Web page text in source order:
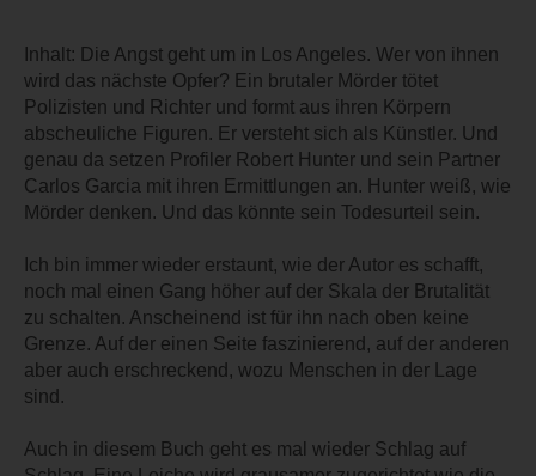
Inhalt: Die Angst geht um in Los Angeles. Wer von ihnen
wird das nächste Opfer? Ein brutaler Mörder tötet
Polizisten und Richter und formt aus ihren Körpern
abscheuliche Figuren. Er versteht sich als Künstler. Und
genau da setzen Profiler Robert Hunter und sein Partner
Carlos Garcia mit ihren Ermittlungen an. Hunter weiß, wie
Mörder denken. Und das könnte sein Todesurteil sein.
Ich bin immer wieder erstaunt, wie der Autor es schafft,
noch mal einen Gang höher auf der Skala der Brutalität
zu schalten. Anscheinend ist für ihn nach oben keine
Grenze. Auf der einen Seite faszinierend, auf der anderen
aber auch erschreckend, wozu Menschen in der Lage
sind.
Auch in diesem Buch geht es mal wieder Schlag auf